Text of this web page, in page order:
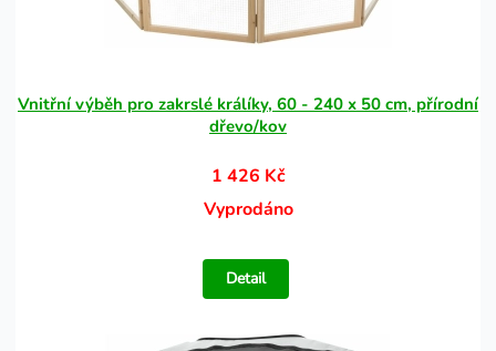
Vnitřní výběh pro zakrslé králíky, 60 - 240 x 50 cm, přírodní
dřevo/kov
1 426 Kč
Vyprodáno
Detail